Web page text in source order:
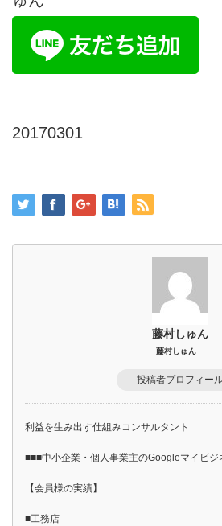
20170301
藤村しゅん
藤村しゅん
投稿者プロフィー
利益を生み出す仕組みコンサルタント
■■■中小企業・個人事業主のGoogleマイビジ
【会員様の実績】
■工務店